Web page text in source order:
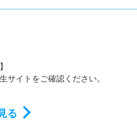
サイトをご確認ください。
る